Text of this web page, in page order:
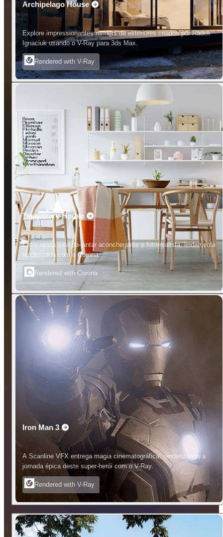
Archipelago House
Explore impressionantes renders de exteriores criados por Radek
Ignaciuk usando o V-Ray para 3ds Max.
Rendered with V-Ray
Temporary House
Entre nesta sala de jantar aconchegante e fotorrealista, lindamente
renderizada com o Corona.
Rendered with Corona
Iron Man 3
A Scanline VFX entrega magia cinematográfica, renderizando a
jornada épica deste super-herói com o V-Ray.
Rendered with V-Ray